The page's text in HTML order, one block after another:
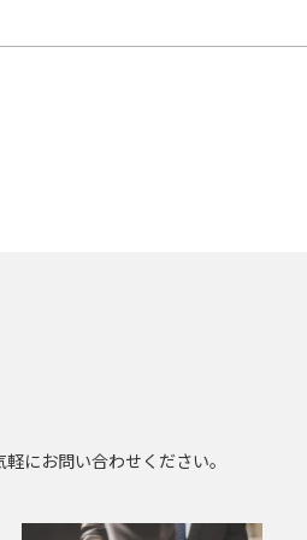
にお問い合わせください。